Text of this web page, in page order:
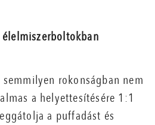
rokonságban nem
a helyettesítésére 1:1
a puffadást és